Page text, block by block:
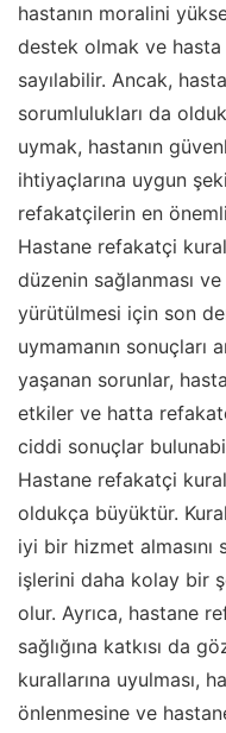
hastanın moralini
destek olmak ve hasta
sayılabilir. Ancak,
sorumlulukları da
uymak, hastanın
ihtiyaçlarına uygun
refakatçilerin en
Hastane refakatçi
düzenin sağlanması
yürütülmesi için son
uymamanın sonuçları
yaşanan sorunlar,
etkiler ve hatta
ciddi sonuçlar
Hastane refakatçi
oldukça büyüktür.
iyi bir hizmet
işlerini daha kolay bir
olur. Ayrıca, hastane
sağlığına katkısı da
kurallarına uyulması,
önlenmesine ve